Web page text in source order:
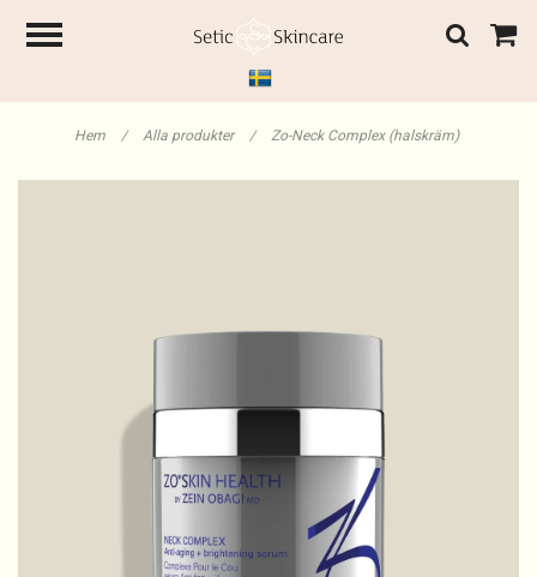
Hem / Alla produkter / Zo-Neck Complex (halskräm)